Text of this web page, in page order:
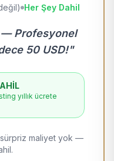
Her Şey Dahil
— Profesyonel
50 USD!"
yıllık ücrete
sürpriz maliyet yok —